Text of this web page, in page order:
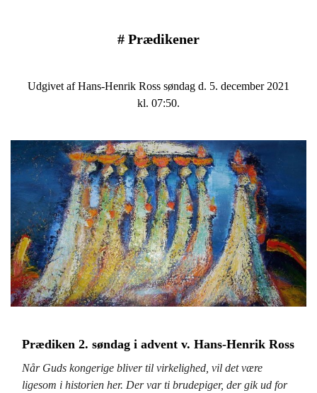
# Prædikener
Udgivet af Hans-Henrik Ross søndag d. 5. december 2021
kl. 07:50.
Prædiken 2. søndag i advent v. Hans-Henrik Ross
Når Guds kongerige bliver til virkelighed, vil det være
ligesom i historien her. Der var ti brudepiger, der gik ud for